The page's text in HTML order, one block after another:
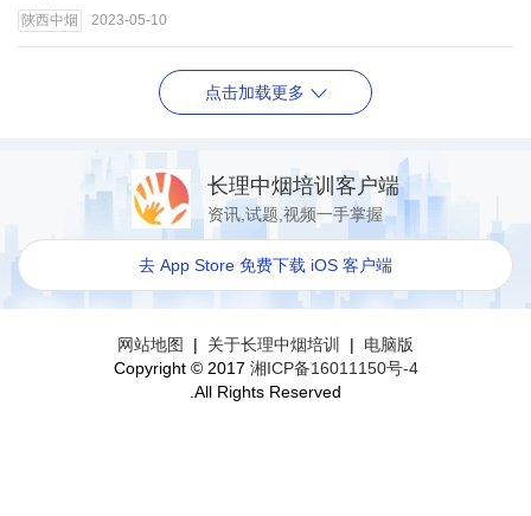
陕西中烟 2023-05-10
点击加载更多
长理中烟培训客户端
资讯,试题,视频一手掌握
去 App Store 免费下载 iOS 客户端
网站地图 | 关于长理中烟培训 | 电脑版
Copyright © 2017 湘ICP备16011150号-4
.All Rights Reserved